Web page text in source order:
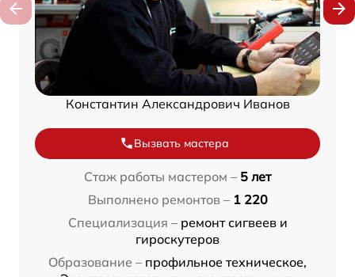
Константин Александрович Иванов
Вызвать мастера
Стаж работы мастером – 5 лет
Выполнено ремонтов – 1 220
Специализация – ремонт сигвеев и
гироскутеров
Образование – профильное техническое,